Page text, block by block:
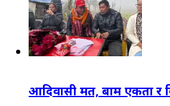
आदिवासी मत, बाम एकता र